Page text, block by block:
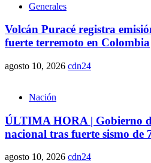
Generales
Volcán Puracé registra
fuerte terremoto en Colombia
agosto 10, 2026 cdn24
Nación
ÚLTIMA HORA | Gobierno
nacional tras fuerte sismo de
agosto 10, 2026 cdn24